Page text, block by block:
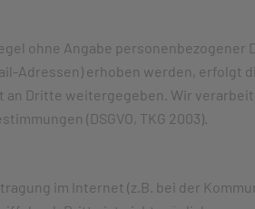
ohne Angabe
Adressen) erhoben werden, erfolgt
Dritte weitergegeben. Wir
(DSGVO, TKG 2003).
im Internet (z.B. bei der